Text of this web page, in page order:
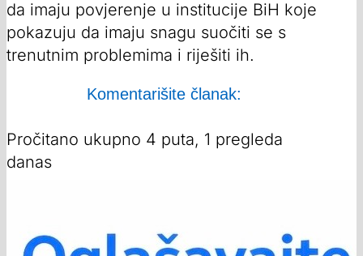
da imaju povjerenje u institucije BiH koje
pokazuju da imaju snagu suočiti se s
trenutnim problemima i riješiti ih.
Komentarišite članak:
Pročitano ukupno 4 puta, 1 pregleda
danas